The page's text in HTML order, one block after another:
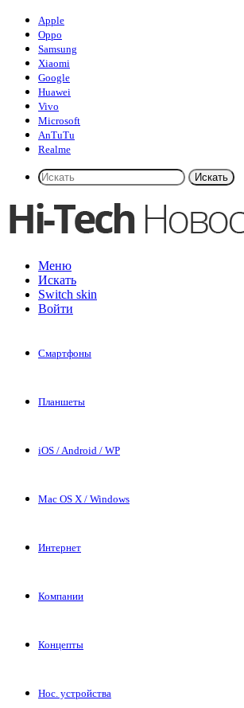
Apple
Oppo
Samsung
Xiaomi
Google
Huawei
Vivo
Microsoft
AnTuTu
Realme
Искать
Меню
Искать
Switch skin
Войти
Смартфоны
Планшеты
iOS / Android / WP
Mac OS X / Windows
Интернет
Компании
Концепты
Нос. устройства